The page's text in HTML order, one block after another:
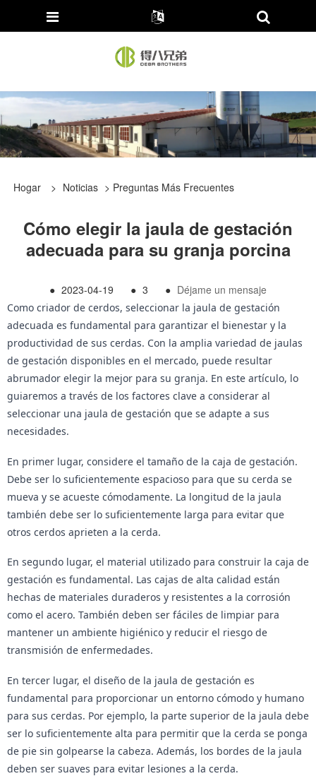
Hogar > Noticias > Preguntas Más Frecuentes
Cómo elegir la jaula de gestación
adecuada para su granja porcina
● 2023-04-19 ● 3 ● Déjame un mensaje
Como criador de cerdos, seleccionar la jaula de gestación
adecuada es fundamental para garantizar el bienestar y la
productividad de sus cerdas. Con la amplia variedad de jaulas
de gestación disponibles en el mercado, puede resultar
abrumador elegir la mejor para su granja. En este artículo, lo
guiaremos a través de los factores clave a considerar al
seleccionar una jaula de gestación que se adapte a sus
necesidades.
En primer lugar, considere el tamaño de la caja de gestación.
Debe ser lo suficientemente espacioso para que su cerda se
mueva y se acueste cómodamente. La longitud de la jaula
también debe ser lo suficientemente larga para evitar que
otros cerdos aprieten a la cerda.
En segundo lugar, el material utilizado para construir la caja de
gestación es fundamental. Las cajas de alta calidad están
hechas de materiales duraderos y resistentes a la corrosión
como el acero. También deben ser fáciles de limpiar para
mantener un ambiente higiénico y reducir el riesgo de
transmisión de enfermedades.
En tercer lugar, el diseño de la jaula de gestación es
fundamental para proporcionar un entorno cómodo y humano
para sus cerdas. Por ejemplo, la parte superior de la jaula debe
ser lo suficientemente alta para permitir que la cerda se ponga
de pie sin golpearse la cabeza. Además, los bordes de la jaula
deben ser suaves para evitar lesiones a la cerda.